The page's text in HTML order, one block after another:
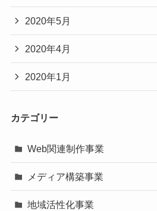
2020年5月
2020年4月
2020年1月
カテゴリー
Web関連制作事業
メディア構築事業
地域活性化事業